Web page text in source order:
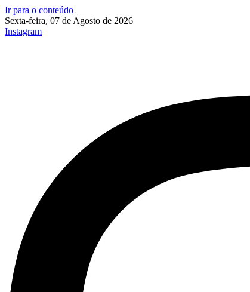
Ir para o conteúdo
Sexta-feira, 07 de Agosto de 2026
Instagram